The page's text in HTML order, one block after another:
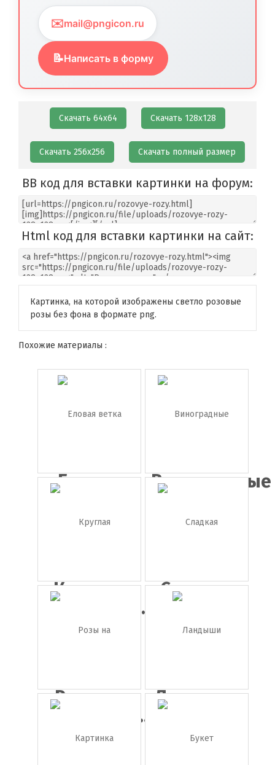
✉️mail@pngicon.ru
📝Написать в форму
Скачать 64х64 Скачать 128х128
Скачать 256х256 Скачать полный размер
BB код для вставки картинки на форум:
Html код для вставки картинки на сайт:
Картинка, на которой изображены светло розовые
розы без фона в формате png.
Похожие материалы :
Еловая
Виноградные
грозд...
Круглая
цветочная...
Сладкая
кукуруза
Розы на
прозрачно...
Ландыши